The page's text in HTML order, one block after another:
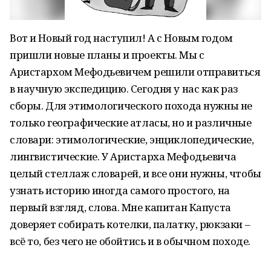
Вот и Новый год наступил! А с Новым годом
пришли новые планы и проекты. Мы с
Аристархом Мефодьевичем решили отправиться
в научную экспедицию. Сегодня у нас как раз
сборы. Для этимологического похода нужны не
только географические атласы, но и различные
словари: этимологические, энциклопедические,
лингвистические. У Аристарха Мефодьевича
целый стеллаж словарей, и все они нужны, чтобы
узнать историю иногда самого простого, на
первый взгляд, слова. Мне капитан Капуста
доверяет собирать котелки, палатку, рюкзаки –
всё то, без чего не обойтись и в обычном походе.